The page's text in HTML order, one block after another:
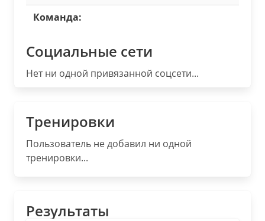
Команда:
Социальные сети
Нет ни одной привязанной соцсети...
Тренировки
Пользователь не добавил ни одной
тренировки...
Результаты